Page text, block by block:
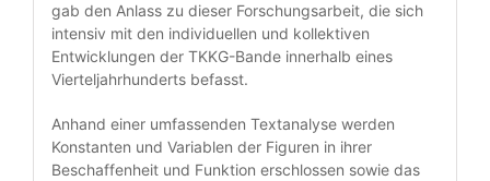
gab den Anlass zu dieser Forschungsarbeit, die sich
intensiv mit den individuellen und kollektiven
Entwicklungen der TKKG-Bande innerhalb eines
Vierteljahrhunderts befasst.
Anhand einer umfassenden Textanalyse werden
Konstanten und Variablen der Figuren in ihrer
Beschaffenheit und Funktion erschlossen sowie das